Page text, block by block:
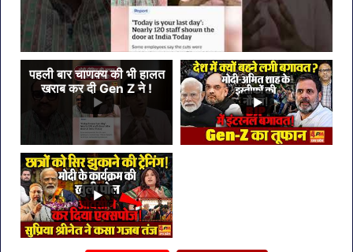
पहली बार चाणक्य की भी हालत
खराब कर दी Gen Z ने !